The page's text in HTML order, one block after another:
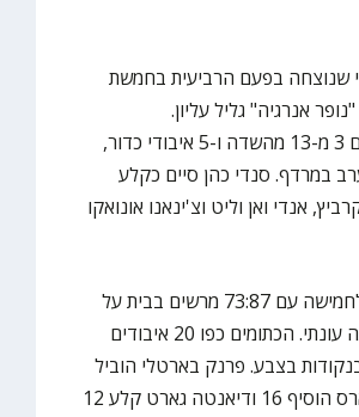
שנוצחה בפעם הרביעית בחמשת
הפועל "נופר אנרגיה" גליל עליון.
הכחולים-לבנים מהשרון סיימו את הרבע הראשון עם 3 מ-13 מהשדה ו-5 איבודי כדור,
כל הערב במרדף. סנדי כהן סיים כקלע
נקודות, שון דאוסון הוסיף 11 ויאיר קרביץ, אנדי ואן וליט וצ'ינאנו אונואקו
עירוני נס ציונה האריכה את רצף הניצחונות שלה לחמישה עם 73:87 מרשים בבית על
מכבי "Playtika" ת"א, במשחק בו קבעה שיא ספיגה עונתי. הכתומים כפו 20 איבודים
הפכו ל-37 נקודות בצד השני וניצחו 28:46 בנקודות בצבע. פרנק בארטלי הוביל
את הקבוצה עם 21 נקודות ו-5 אסיסטים, טים סוארס הוסיף 16 ודיאנטה גארט קלע 12